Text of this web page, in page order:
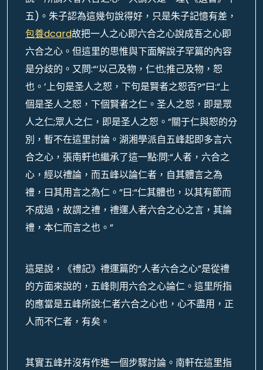
五)。朱子認為這幾句說得好，只是朱子記憶有差，
包養dcard故把一人之心即六合之心說成吾之心即
六合之心。但這里的思惟與下面解說子罕篇的內容
是分歧的。又問:“‘以己及物，仁也;推己及物，恕
也。’上句是圣人之恕，下句是賢者之恕否?”曰:“上
個是圣人之恕，下個賢者之仁。圣人之恕，即是眾
人之仁;眾人之仁，即是圣人之恕。”關于仁與恕的分
別，暫不在這里討論。湖湘學派自五峰起即多言六
合之心，張南軒也繼承了這一點:問:“人者，六合之
心，經以禮論，而五峰以論仁者，自其體言之為
禮，曰其用言之為仁。”曰:“仁其體也，以其有節而
不成過，故謂之禮，禮運人者六合之心之言，其論
禮，本仁而言之也。”
這是說，《禮記》禮運篇的“人者六合之心”是從禮
的方面來說的，五峰則用六合之心論仁。這里所指
的應當是五峰所說:仁者六合之心也，心不盡用，正
人而不仁者，有矣。
其實五峰并沒有作進一個步驟討論。南軒在這里指